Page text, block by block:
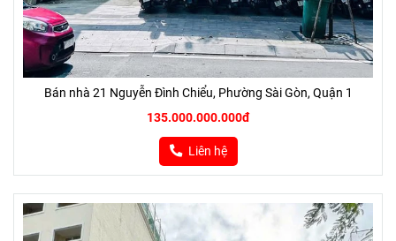
Bán nhà 21 Nguyễn Đình Chiểu, Phường Sài Gòn, Quận 1
135.000.000.000đ
Liên hệ